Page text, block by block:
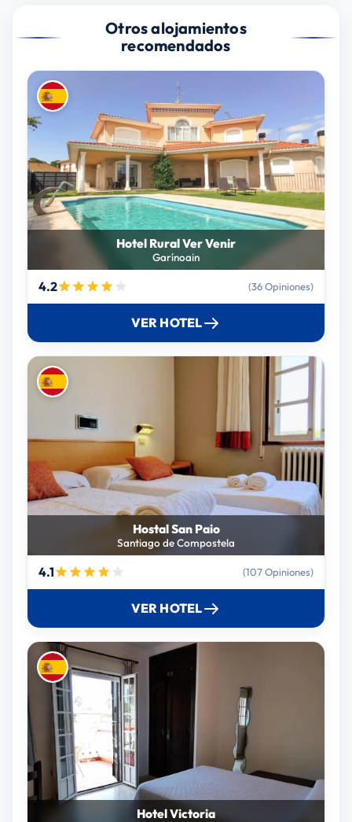
Otros alojamientos
recomendados
Hotel Rural Ver Venir
Garínoain
4.2 (36 Opiniones)
VER HOTEL
Hostal San Paio
Santiago de Compostela
4.1 (107 Opiniones)
VER HOTEL
Hotel Victoria